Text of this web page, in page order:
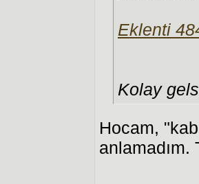
Eklenti
Kolay
Hocam,
anlamadım.